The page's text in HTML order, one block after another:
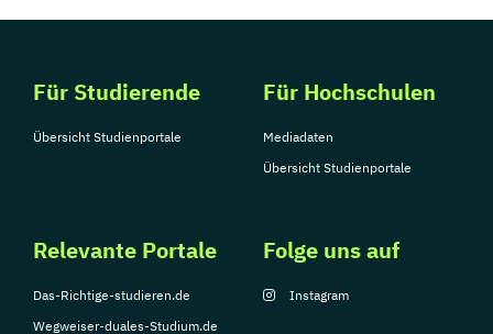
Für Studierende
Übersicht Studienportale
Für Hochschulen
Mediadaten
Übersicht Studienportale
Relevante Portale
Das-Richtige-studieren.de
Wegweiser-duales-Studium.de
Folge uns auf
Instagram